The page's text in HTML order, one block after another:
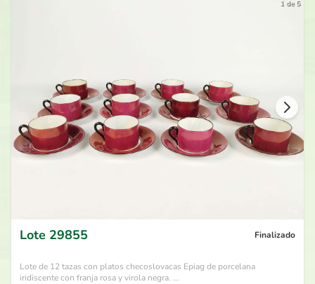
1 de 5
Lote 29855 Finalizado
Lote de 12 tazas con platos checoslovacas Epiag de porcelana
iridiscente con franja rosa y virola negra. ...